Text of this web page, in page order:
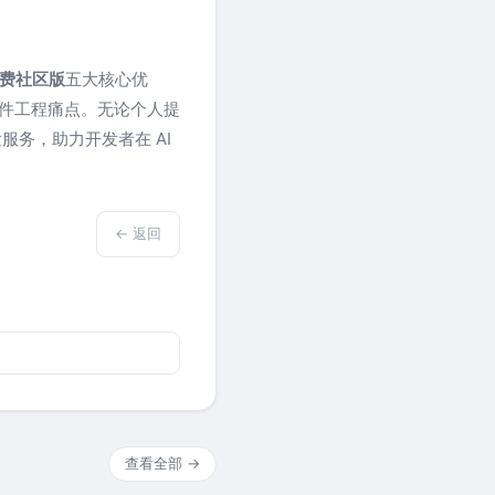
社区版五大核心优
工程痛点。无论个人提
务，助力开发者在 AI
← 返回
查看全部 →